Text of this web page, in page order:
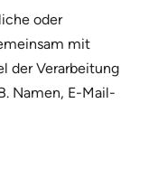
oder
mit
der Verarbeitung
Namen, E-Mail-